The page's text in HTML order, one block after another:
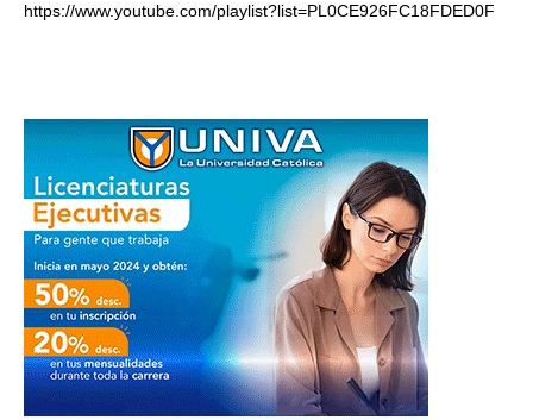
https://www.youtube.com/playlist?list=PL0CE926FC18FDED0F